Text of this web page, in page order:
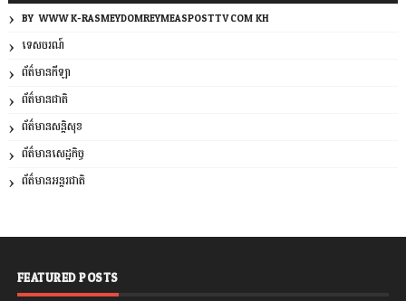
BY: WWW.K-RASMEYDOMREYMEASPOSTTV.COM.KH
ទេសចរណ៍
ព័ត៌មានកីឡា
ព័ត៌មានជាតិ
ព័ត៌មានសន្តិសុខ
ព័ត៌មានសេដ្ឋកិច្ច
ព័ត៌មានអន្តរជាតិ
FEATURED POSTS